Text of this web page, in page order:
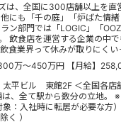
は、全国に300店舗以上を直
にも「千の庭」「炉ばた情緒
ラン部門では「LOGIC」「
飲食店を運営する企業の中
食業界って休みが取りにくい
300万～450万円 【月給】
平ビル 東館2F ＜全国各店
、全て駅から数分の立地。
象：入社時に転居が必要な方
く ）